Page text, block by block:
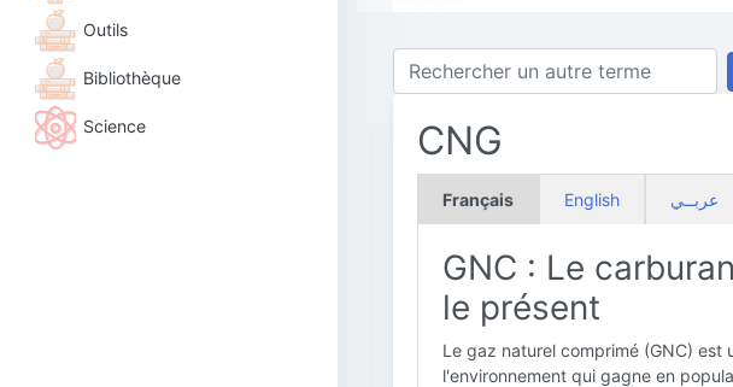
Outils
Bibliothèque
Science CNG
Français English عربــي
GNC : Le
le présent
Le gaz naturel comprimé (GNC)
l'environnement qui gagne en